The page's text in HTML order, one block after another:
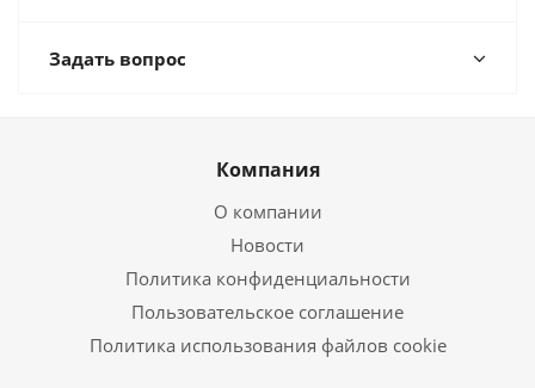
Задать вопрос
Компания
О компании
Новости
Политика конфиденциальности
Пользовательское соглашение
Политика использования файлов cookie